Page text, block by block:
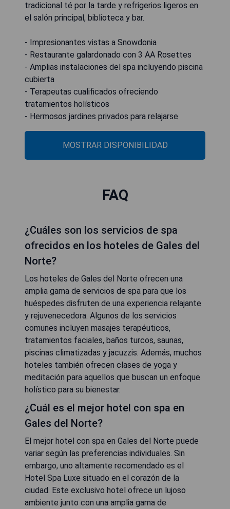
tradicional té por la tarde y refrigerios ligeros en
el salón principal, biblioteca y bar.
- Impresionantes vistas a Snowdonia
- Restaurante galardonado con 3 AA Rosettes
- Amplias instalaciones del spa incluyendo piscina
cubierta
- Terapeutas cualificados ofreciendo
tratamientos holísticos
- Hermosos jardines privados para relajarse
MOSTRAR DISPONIBILIDAD
FAQ
¿Cuáles son los servicios de spa
ofrecidos en los hoteles de Gales del
Norte?
Los hoteles de Gales del Norte ofrecen una
amplia gama de servicios de spa para que los
huéspedes disfruten de una experiencia relajante
y rejuvenecedora. Algunos de los servicios
comunes incluyen masajes terapéuticos,
tratamientos faciales, baños turcos, saunas,
piscinas climatizadas y jacuzzis. Además, muchos
hoteles también ofrecen clases de yoga y
meditación para aquellos que buscan un enfoque
holístico para su bienestar.
¿Cuál es el mejor hotel con spa en
Gales del Norte?
El mejor hotel con spa en Gales del Norte puede
variar según las preferencias individuales. Sin
embargo, uno altamente recomendado es el
Hotel Spa Luxe situado en el corazón de la
ciudad. Este exclusivo hotel ofrece un lujoso
ambiente junto con una amplia gama de